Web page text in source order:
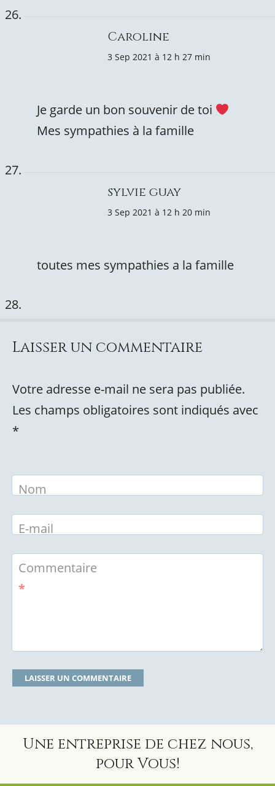
Caroline
3 Sep 2021 à 12 h 27 min
Je garde un bon souvenir de toi
Mes sympathies à la famille
sylvie guay
3 Sep 2021 à 12 h 20 min
toutes mes sympathies a la famille
Laisser un commentaire
Votre adresse e-mail ne sera pas publiée.
Les champs obligatoires sont indiqués avec
*
Nom
E-mail
Commentaire
*
Une entreprise de chez nous,
pour Vous!